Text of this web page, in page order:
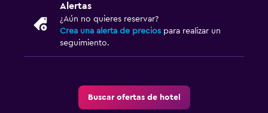
Comidas para niños
Alertas
¿Aún no quieres reservar?
Crea una alerta de precios para realizar un
seguimiento.
Buscar ofertas de hotel